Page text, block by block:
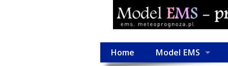
Home Model EMS